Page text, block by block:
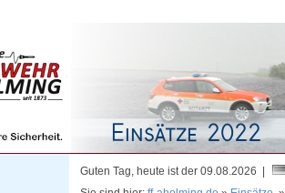
Guten Tag, heute ist der 09.08.2026 |